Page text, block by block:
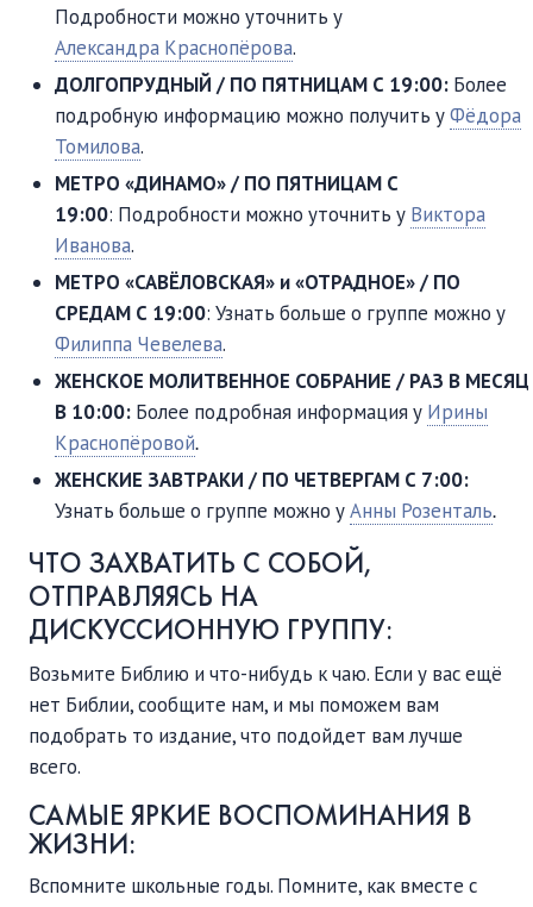
Подробности можно уточнить у
Александра Краснопёрова.
ДОЛГОПРУДНЫЙ / ПО ПЯТНИЦАМ С 19:00: Более
подробную информацию можно получить уФёдора
Томилова.
МЕТРО «ДИНАМО» / ПО ПЯТНИЦАМ С
19:00: Подробности можно уточнить у Виктора
Иванова.
МЕТРО «САВËЛОВСКАЯ» и «ОТРАДНОЕ» / ПО
СРЕДАМ С 19:00: Узнать больше о группе можно у
Филиппа Чевелева.
ЖЕНСКОЕ МОЛИТВЕННОЕ СОБРАНИЕ / РАЗ В МЕСЯЦ
В 10:00: Более подробная информация у Ирины
Краснопёровой.
ЖЕНСКИЕ ЗАВТРАКИ / ПО ЧЕТВЕРГАМ С 7:00:
Узнать больше о группе можно уАнны Розенталь.
ЧТО ЗАХВАТИТЬ С СОБОЙ,
ОТПРАВЛЯЯСЬ НА
ДИСКУССИОННУЮ ГРУППУ:
Возьмите Библию и что-нибудь к чаю. Если у вас ещё
нет Библии, сообщите нам, и мы поможем вам
подобрать то издание, что подойдет вам лучше
всего.
САМЫЕ ЯРКИЕ ВОСПОМИНАНИЯ В
ЖИЗНИ:
Вспомните школьные годы. Помните, как вместе с